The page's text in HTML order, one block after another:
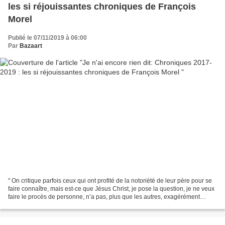
les si réjouissantes chroniques de François
Morel
Publié le 07/11/2019 à 06:00
Par Bazaart
" On critique parfois ceux qui ont profité de la notoriété de leur père pour se
faire connaître, mais est-ce que Jésus Christ, je pose la question, je ne veux
faire le procès de personne, n’a pas, plus que les autres, exagérément